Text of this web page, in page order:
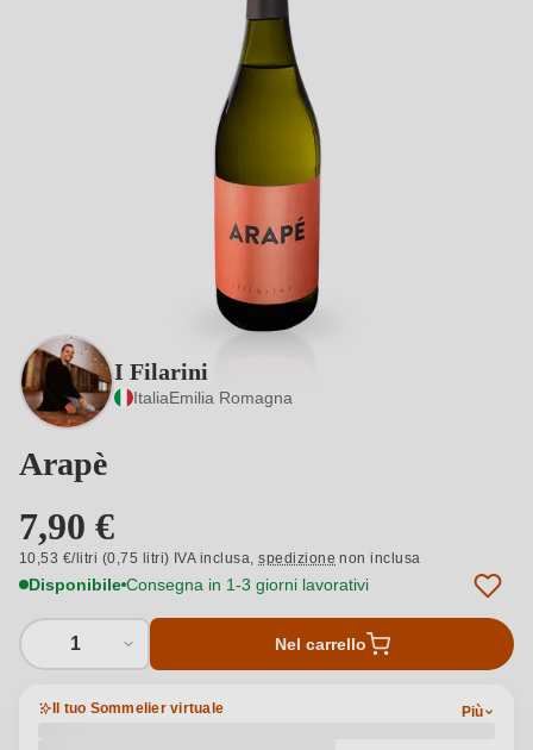
I Filarini
ItaliaEmilia Romagna
Arapè
7,90 €
10,53 €/litri (0,75 litri) IVA inclusa,spedizione non inclusa
Disponibile Consegna in 1-3 giorni lavorativi
1 Nel carrello
Il tuo Sommelier virtuale Più